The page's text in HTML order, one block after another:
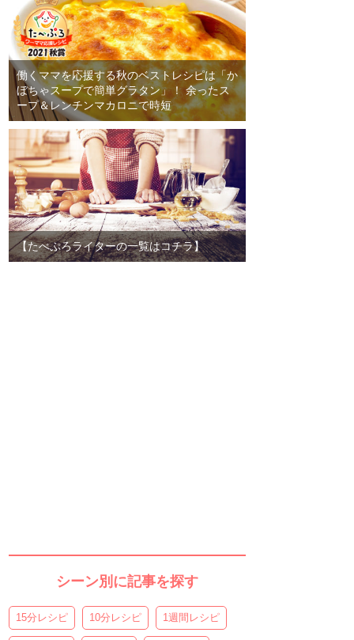
働くママを応援する秋のベストレシピは「か
ぼちゃスープで簡単グラタン」！ 余ったス
ープ＆レンチンマカロニで時短
【たべぷろライターの一覧はコチラ】
シーン別に記事を探す
15分レシピ 10分レシピ 1週間レシピ